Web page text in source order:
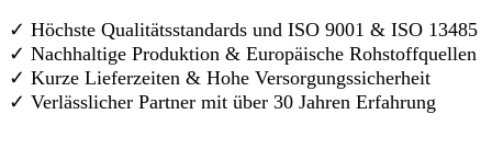
✓ Höchste Qualitätsstandards und ISO 9001 & ISO 13485
✓ Nachhaltige Produktion & Europäische Rohstoffquellen
✓ Kurze Lieferzeiten & Hohe Versorgungssicherheit
✓ Verlässlicher Partner mit über 30 Jahren Erfahrung